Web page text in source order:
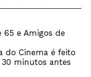
65 e Amigos de
do Cinema é feito
30 minutos antes